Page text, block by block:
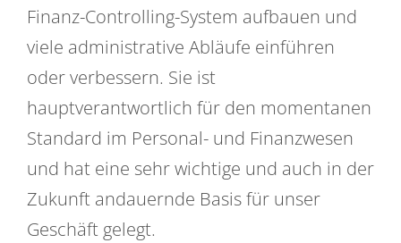
Finanz-Controlling-System aufbauen und
viele administrative Abläufe einführen
oder verbessern. Sie ist
hauptverantwortlich für den momentanen
Standard im Personal- und Finanzwesen
und hat eine sehr wichtige und auch in der
Zukunft andauernde Basis für unser
Geschäft gelegt.